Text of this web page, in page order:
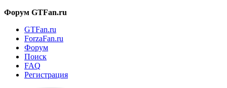
Форум GTFan.ru
GTFan.ru
ForzaFan.ru
Форум
Поиск
FAQ
Регистрация